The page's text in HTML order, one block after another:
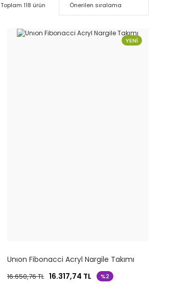
Toplam 118 ürün
YENİ
Unıon Fibonacci Acryl Nargile Takımı
16.650,76 TL 16.317,74 TL %2